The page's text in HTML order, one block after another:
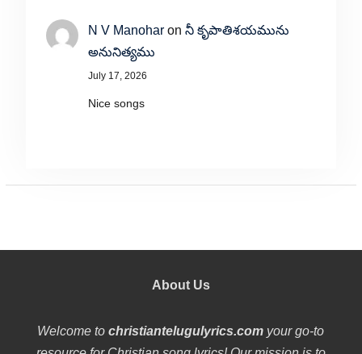
N V Manoharon నీ కృపాతిశయమును
అనునిత్యము
July 17, 2026
Nice songs
About Us
Welcome tochristiantelugulyrics.com your go-to